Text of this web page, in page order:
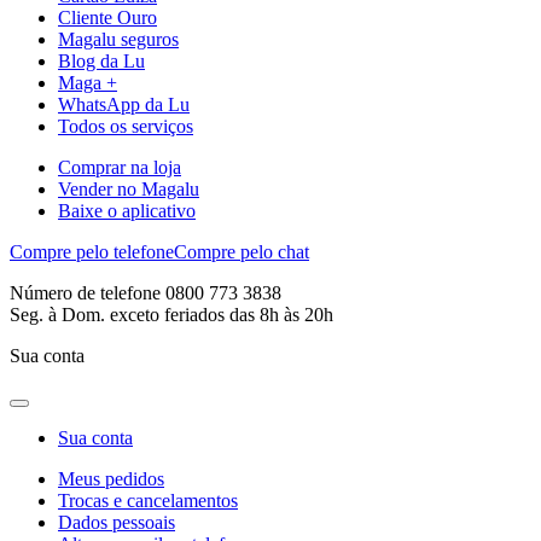
Cliente Ouro
Magalu seguros
Blog da Lu
Maga +
WhatsApp da Lu
Todos os serviços
Comprar na loja
Vender no Magalu
Baixe o aplicativo
Compre pelo telefoneCompre pelo chat
Número de telefone 0800 773 3838
Seg. à Dom. exceto feriados das 8h às 20h
Sua conta
Sua conta
Meus pedidos
Trocas e cancelamentos
Dados pessoais